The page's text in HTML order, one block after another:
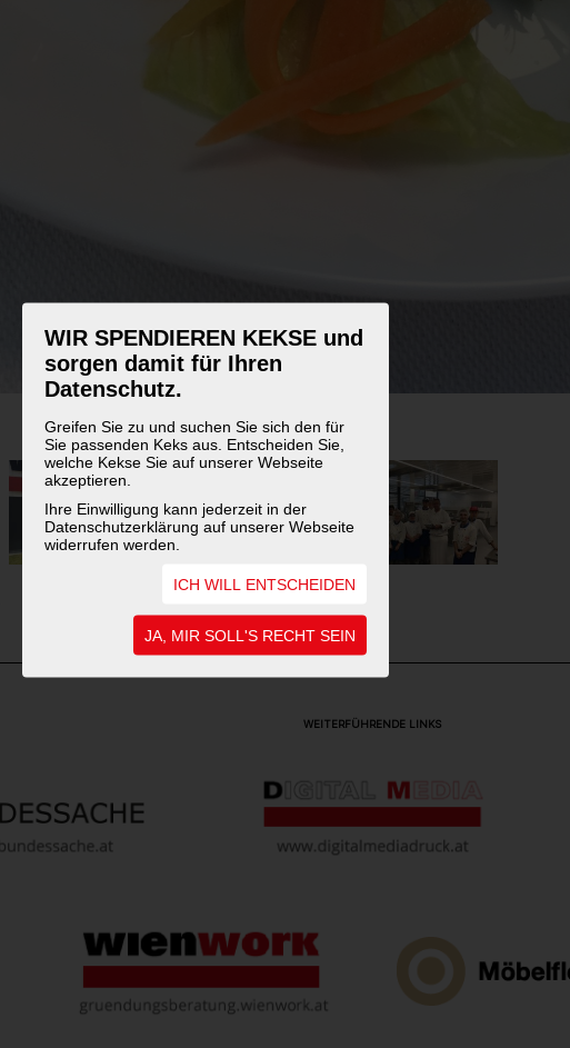
WIR SPENDIEREN KEKSE und
sorgen damit für Ihren
Datenschutz.
Greifen Sie zu und suchen Sie sich den für
Sie passenden Keks aus. Entscheiden Sie,
welche Kekse Sie auf unserer Webseite
akzeptieren.
Ihre Einwilligung kann jederzeit in der
Datenschutzerklärung auf unserer Webseite
widerrufen werden.
ICH WILL ENTSCHEIDEN
JA, MIR SOLL'S RECHT SEIN
WEITERFÜHRENDE LINKS